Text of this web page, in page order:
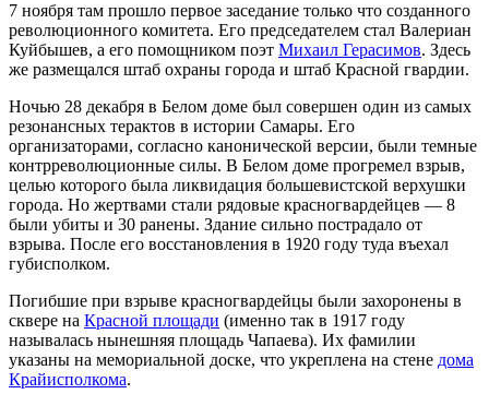
7 ноября там прошло первое заседание только что созданного
революционного комитета. Его председателем стал Валериан
Куйбышев, а его помощником поэт Михаил Герасимов. Здесь
же размещался штаб охраны города и штаб Красной гвардии.
Ночью 28 декабря в Белом доме был совершен один из самых
резонансных терактов в истории Самары. Его
организаторами, согласно канонической версии, были темные
контрреволюционные силы. В Белом доме прогремел взрыв,
целью которого была ликвидация большевистской верхушки
города. Но жертвами стали рядовые красногвардейцев — 8
были убиты и 30 ранены. Здание сильно пострадало от
взрыва. После его восстановления в 1920 году туда въехал
губисполком.
Погибшие при взрыве красногвардейцы были захоронены в
сквере на Красной площади (именно так в 1917 году
называлась нынешняя площадь Чапаева). Их фамилии
указаны на мемориальной доске, что укреплена на стене дома
Крайисполкома.